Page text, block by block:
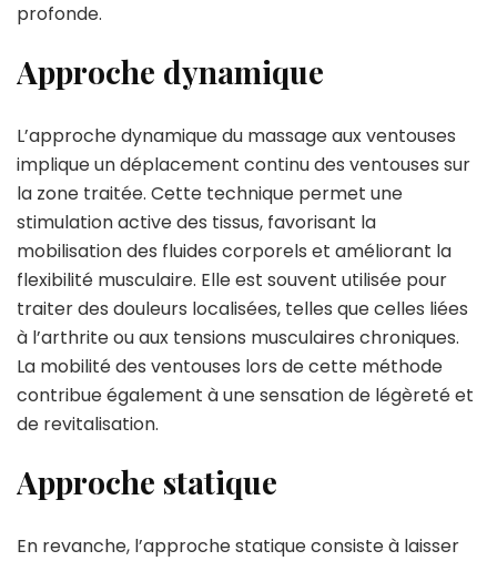
profonde.
Approche dynamique
L’approche dynamique du massage aux ventouses
implique un déplacement continu des ventouses sur
la zone traitée. Cette technique permet une
stimulation active des tissus, favorisant la
mobilisation des fluides corporels et améliorant la
flexibilité musculaire. Elle est souvent utilisée pour
traiter des douleurs localisées, telles que celles liées
à l’arthrite ou aux tensions musculaires chroniques.
La mobilité des ventouses lors de cette méthode
contribue également à une sensation de légèreté et
de revitalisation.
Approche statique
En revanche, l’approche statique consiste à laisser